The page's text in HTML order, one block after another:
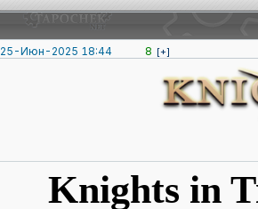
25-Июн-2025 18:44 8 [+]
Knights in